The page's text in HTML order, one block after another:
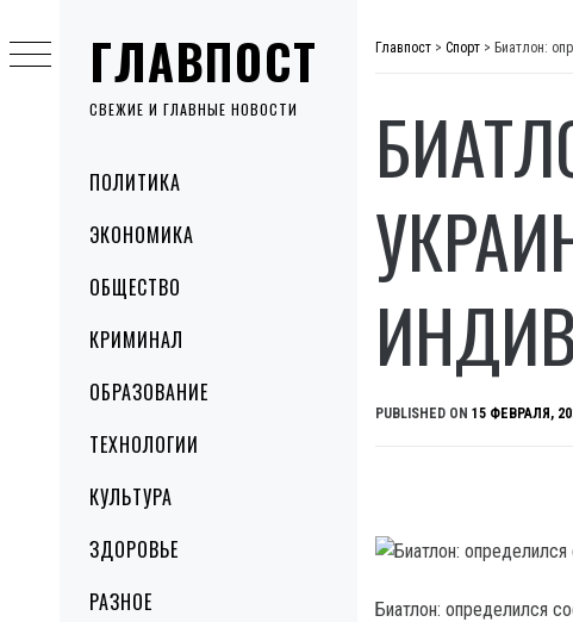
ГЛАВПОСТ
СВЕЖИЕ И ГЛАВНЫЕ НОВОСТИ
MenuПОЛИТИКА
ЭКОНОМИКА
ОБЩЕСТВО
КРИМИНАЛ
ОБРАЗОВАНИЕ
ТЕХНОЛОГИИ
КУЛЬТУРА
ЗДОРОВЬЕ
РАЗНОЕ
to
content
Главпост > Спорт > Биатлон:
PUBLISHED ON 15 ФЕВРАЛЯ,
Биатлон: определился